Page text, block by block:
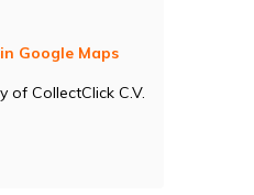
Google Maps
of CollectClick C.V.